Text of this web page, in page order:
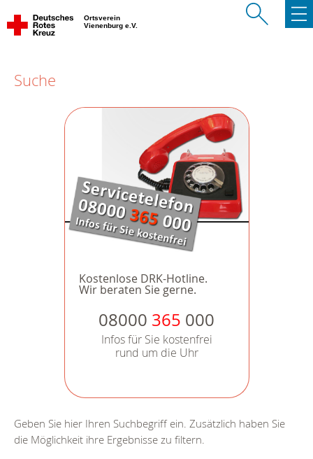
Ortsverein
Vienenburg e.V.
Suche
Kostenlose DRK-Hotline.
Wir beraten Sie gerne.
08000 365 000
Infos für Sie kostenfrei
rund um die Uhr
Geben Sie hier Ihren Suchbegriff ein. Zusätzlich haben Sie
die Möglichkeit ihre Ergebnisse zu filtern.